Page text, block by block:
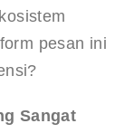
pesan ini
Sangat